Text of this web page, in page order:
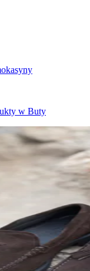
w Buty